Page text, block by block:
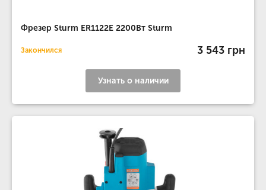
Фрезер Sturm ER1122E 2200Вт Sturm
Закончился 3 543 грн
Узнать о наличии